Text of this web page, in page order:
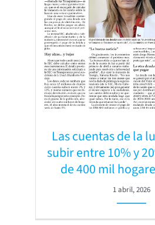
Las cuentas de la
subir entre 10% y
de 400 mil
1 abril, 2026